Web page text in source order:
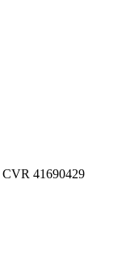
CVR 41690429